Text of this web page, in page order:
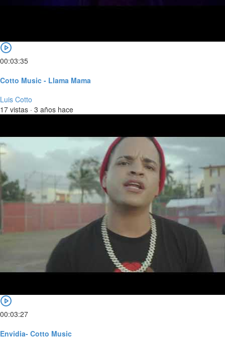
00:03:35
Cotto Music - Llama Mama
Luis Cotto
17 vistas · 3 años hace
00:03:27
Envidia- Cotto Music